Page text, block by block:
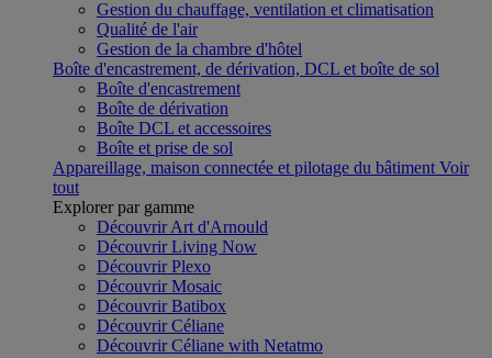
Gestion du chauffage, ventilation et climatisation
Qualité de l'air
Gestion de la chambre d'hôtel
Boîte d'encastrement, de dérivation, DCL et boîte de sol
Boîte d'encastrement
Boîte de dérivation
Boîte DCL et accessoires
Boîte et prise de sol
Appareillage, maison connectée et pilotage du bâtiment Voir
tout
Explorer par gamme
Découvrir Art d'Arnould
Découvrir Living Now
Découvrir Plexo
Découvrir Mosaic
Découvrir Batibox
Découvrir Céliane
Découvrir Céliane with Netatmo